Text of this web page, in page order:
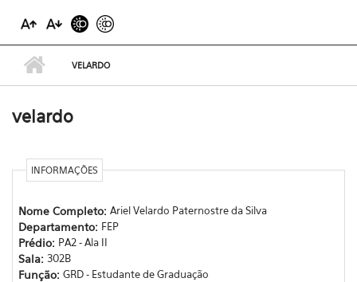
VELARDO
velardo
INFORMAÇÕES
Nome Completo: Ariel Velardo Paternostre da Silva
Departamento: FEP
Prédio: PA2 - Ala II
Sala: 302B
Função: GRD - Estudante de Graduação